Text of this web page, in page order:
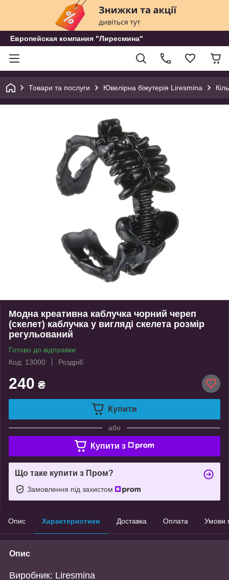
Европейская компания "Лиресмина"
Товари та послуги Ювелірна біжутерія Liresmina
Модна креативна каблучка чорний череп
(скелет) каблучка у вигляді скелета розмір
регульований
Готово до відправки
Код: 13000
Роздріб
240 ₴
Купити
або
Купити з
Що таке купити з Пром?
Замовлення під захистом
Опис Характеристики Доставка Оплата Умови
Опис
Виробник: Liresmina